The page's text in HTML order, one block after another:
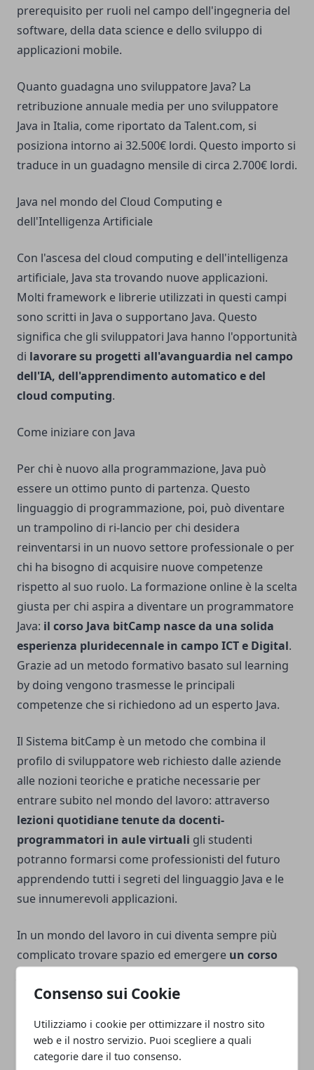
Consenso sui Cookie
Utilizziamo i cookie per ottimizzare il nostro sito
web e il nostro servizio. Puoi scegliere a quali
categorie dare il tuo consenso.
prerequisito per ruoli nel campo dell'ingegneria del
software, della data science e dello sviluppo di
applicazioni mobile.
Quanto guadagna uno sviluppatore Java? La
retribuzione annuale media per uno sviluppatore
Java in Italia, come riportato da Talent.com, si
posiziona intorno ai 32.500€ lordi. Questo importo si
traduce in un guadagno mensile di circa 2.700€ lordi.
Java nel mondo del Cloud Computing e
dell'Intelligenza Artificiale
Con l'ascesa del cloud computing e dell'intelligenza
artificiale, Java sta trovando nuove applicazioni.
Molti framework e librerie utilizzati in questi campi
sono scritti in Java o supportano Java. Questo
significa che gli sviluppatori Java hanno l'opportunità
di lavorare su progetti all'avanguardia nel campo
dell'IA, dell'apprendimento automatico e del
cloud computing.
Come iniziare con Java
Per chi è nuovo alla programmazione, Java può
essere un ottimo punto di partenza. Questo
linguaggio di programmazione, poi, può diventare
un trampolino di ri-lancio per chi desidera
reinventarsi in un nuovo settore professionale o per
chi ha bisogno di acquisire nuove competenze
rispetto al suo ruolo. La formazione online è la scelta
giusta per chi aspira a diventare un programmatore
Java: il corso Java bitCamp nasce da una solida
esperienza pluridecennale in campo ICT e Digital.
Grazie ad un metodo formativo basato sul learning
by doing vengono trasmesse le principali
competenze che si richiedono ad un esperto Java.
Il Sistema bitCamp è un metodo che combina il
profilo di sviluppatore web richiesto dalle aziende
alle nozioni teoriche e pratiche necessarie per
entrare subito nel mondo del lavoro: attraverso
lezioni quotidiane tenute da docenti-
programmatori in aule virtuali gli studenti
potranno formarsi come professionisti del futuro
apprendendo tutti i segreti del linguaggio Java e le
sue innumerevoli applicazioni.
In un mondo del lavoro in cui diventa sempre più
complicato trovare spazio ed emergere un corso
l’opportunità di lanciare la propria carriera